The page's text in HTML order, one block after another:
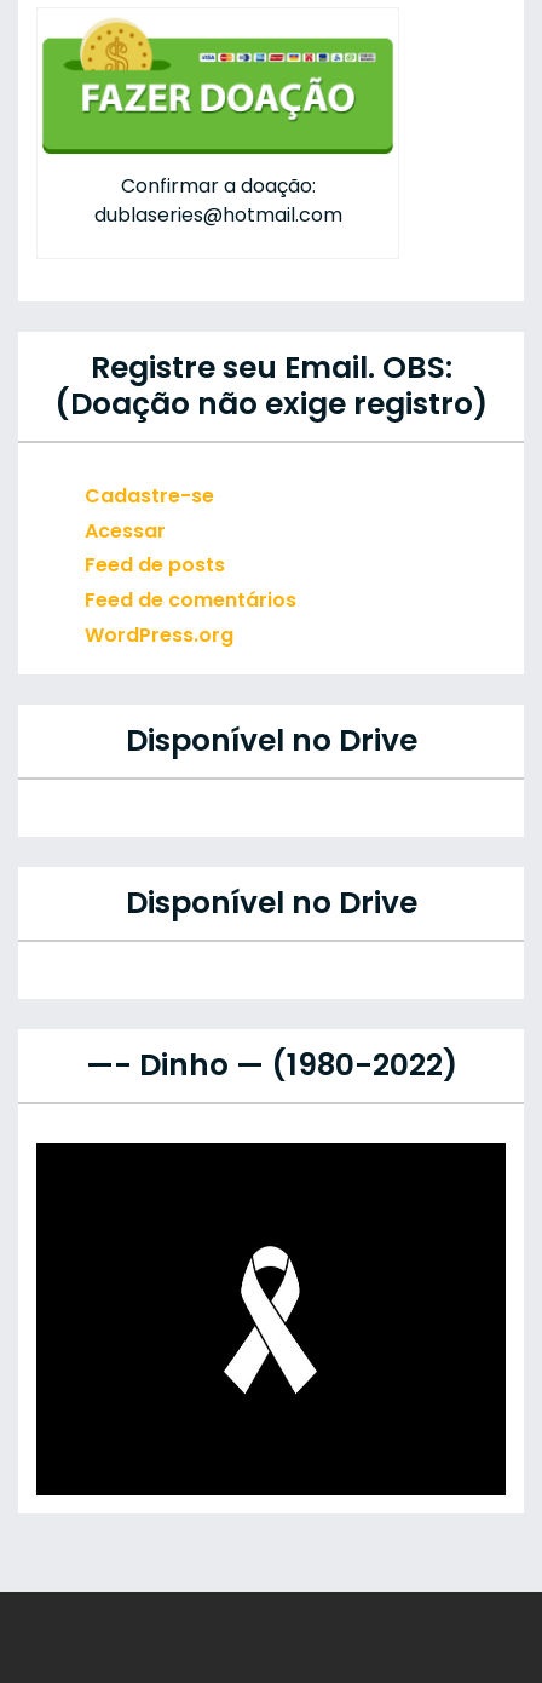
Confirmar a doação:
dublaseries@hotmail.com
Registre seu Email. OBS:
(Doação não exige registro)
Cadastre-se
Acessar
Feed de posts
Feed de comentários
WordPress.org
Disponível no Drive
Disponível no Drive
—- Dinho — (1980-2022)